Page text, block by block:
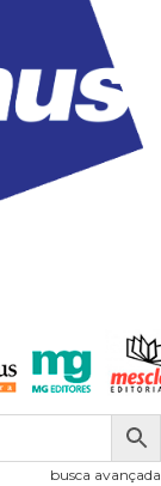
busca avançada